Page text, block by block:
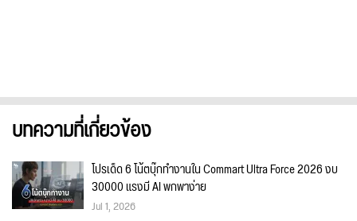
บทความที่เกี่ยวข้อง
โปรเด็ด 6 โน้ตบุ๊กทำงานใน Commart Ultra Force 2026 งบ
30000 แรงมี AI พกพาง่าย
Jul 1, 2026